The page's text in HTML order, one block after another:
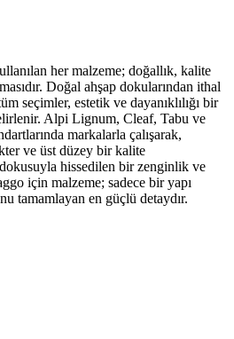
her malzeme; doğallık, kalite
Doğal ahşap dokularından ithal
seçimler, estetik ve dayanıklılığı bir
Alpi Lignum, Cleaf, Tabu ve
markalarla çalışarak,
ve üst düzey bir kalite
hissedilen bir zenginlik ve
için malzeme; sadece bir yapı
tamamlayan en güçlü detaydır.